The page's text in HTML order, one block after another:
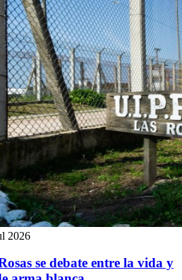
2026
se debate entre la vida y